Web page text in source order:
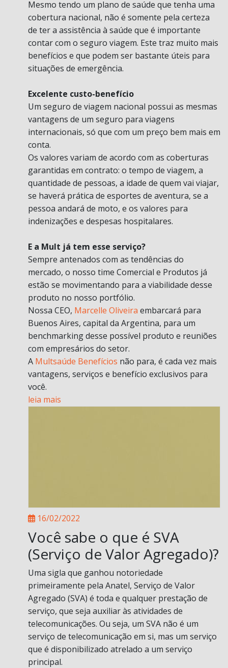
Mesmo tendo um plano de saúde que tenha uma
cobertura nacional, não é somente pela certeza
de ter a assistência à saúde que é importante
contar com o seguro viagem. Este traz muito mais
benefícios e que podem ser bastante úteis para
situações de emergência.
Excelente custo-benefício
Um seguro de viagem nacional possui as mesmas
vantagens de um seguro para viagens
internacionais, só que com um preço bem mais em
conta.
Os valores variam de acordo com as coberturas
garantidas em contrato: o tempo de viagem, a
quantidade de pessoas, a idade de quem vai viajar,
se haverá prática de esportes de aventura, se a
pessoa andará de moto, e os valores para
indenizações e despesas hospitalares.
E a Mult já tem esse serviço?
Sempre antenados com as tendências do
mercado, o nosso time Comercial e Produtos já
estão se movimentando para a viabilidade desse
produto no nosso portfólio.
Nossa CEO, Marcelle Oliveira embarcará para
Buenos Aires, capital da Argentina, para um
benchmarking desse possível produto e reuniões
com empresários do setor.
A Multsaúde Benefícios não para, é cada vez mais
vantagens, serviços e benefício exclusivos para
você.
leia mais
16/02/2022
Você sabe o que é SVA
(Serviço de Valor Agregado)?
Uma sigla que ganhou notoriedade
primeiramente pela Anatel, Serviço de Valor
Agregado (SVA) é toda e qualquer prestação de
serviço, que seja auxiliar às atividades de
telecomunicações. Ou seja, um SVA não é um
serviço de telecomunicação em si, mas um serviço
que é disponibilizado atrelado a um serviço
principal.